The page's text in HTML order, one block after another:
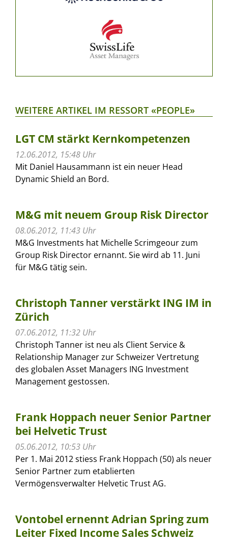
WEITERE ARTIKEL IM RESSORT «PEOPLE»
LGT CM stärkt Kernkompetenzen
12.06.2012, 15:48 Uhr
Mit Daniel Hausammann ist ein neuer Head
Dynamic Shield an Bord.
M&G mit neuem Group Risk Director
08.06.2012, 11:43 Uhr
M&G Investments hat Michelle Scrimgeour zum
Group Risk Director ernannt. Sie wird ab 11. Juni
für M&G tätig sein.
Christoph Tanner verstärkt ING IM in
Zürich
07.06.2012, 11:32 Uhr
Christoph Tanner ist neu als Client Service &
Relationship Manager zur Schweizer Vertretung
des globalen Asset Managers ING Investment
Management gestossen.
Frank Hoppach neuer Senior Partner
bei Helvetic Trust
05.06.2012, 10:53 Uhr
Per 1. Mai 2012 stiess Frank Hoppach (50) als neuer
Senior Partner zum etablierten
Vermögensverwalter Helvetic Trust AG.
Vontobel ernennt Adrian Spring zum
Leiter Fixed Income Sales Schweiz